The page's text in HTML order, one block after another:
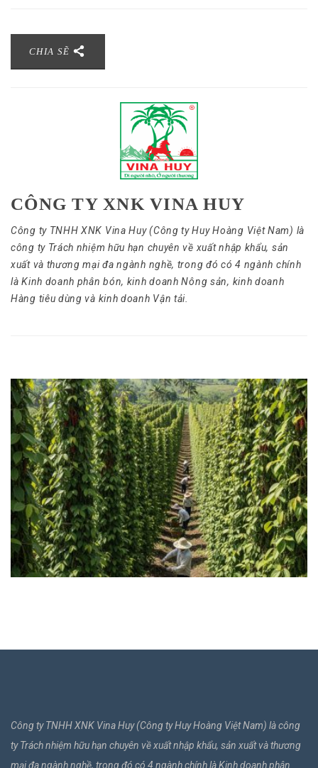
CHIA SẼ
CÔNG TY XNK VINA HUY
Công ty TNHH XNK Vina Huy (Công ty Huy Hoàng Việt Nam) là
công ty Trách nhiệm hữu hạn chuyên về xuất nhập khẩu, sản
xuất và thương mại đa ngành nghề, trong đó có 4 ngành chính
là Kinh doanh phân bón, kinh doanh Nông sản, kinh doanh
Hàng tiêu dùng và kinh doanh Vận tải.
Giá tiêu hôm nay 5/8: Giá tăng, xuất khẩu hồ tiêu
mang về gần 1 tỷ USD sau 7 tháng
Th8 5, 2025 CÔNG TY XNK VINA HUY Tin tức nông nghiệp
Công ty TNHH XNK Vina Huy (Công ty Huy Hoàng Việt Nam) là công
ty Trách nhiệm hữu hạn chuyên về xuất nhập khẩu, sản xuất và thương
mại đa ngành nghề, trong đó có 4 ngành chính là Kinh doanh phân